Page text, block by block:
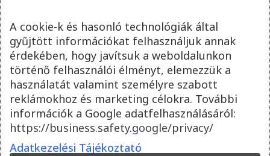
A cookie-k és hasonló technológiák által
gyűjtött információkat felhasználjuk annak
érdekében, hogy javítsuk a weboldalunkon
történő felhasználói élményt, elemezzük a
használatát valamint személyre szabott
reklámokhoz és marketing célokra. További
információk a Google adatfelhasználásáról:
https://business.safety.google/privacy/
Adatkezelési Tájékoztató